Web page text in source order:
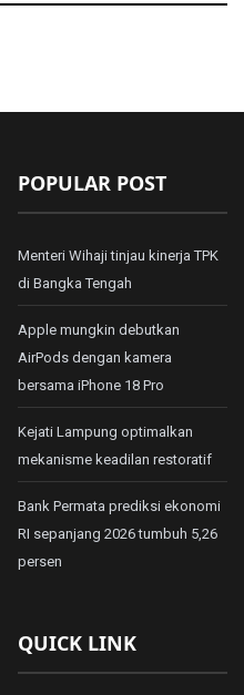
POPULAR POST
Menteri Wihaji tinjau kinerja TPK
di Bangka Tengah
Apple mungkin debutkan
AirPods dengan kamera
bersama iPhone 18 Pro
Kejati Lampung optimalkan
mekanisme keadilan restoratif
Bank Permata prediksi ekonomi
RI sepanjang 2026 tumbuh 5,26
persen
QUICK LINK